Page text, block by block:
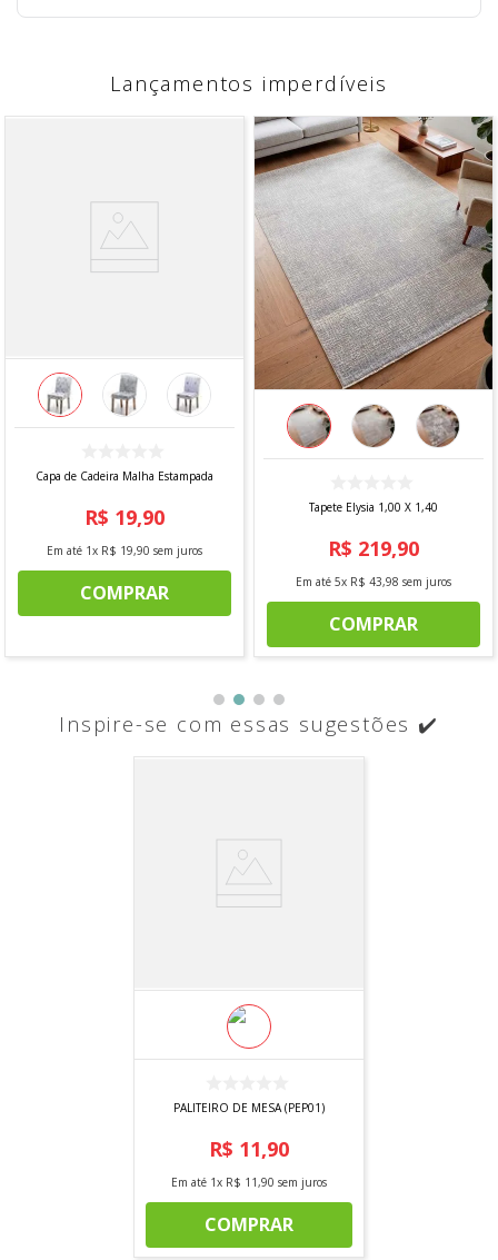
Lançamentos imperdíveis
Capa de Cadeira Malha Estampada
R$ 19,90
Em até 1x R$ 19,90 sem juros
COMPRAR
Tapete Elysia 1,00 X 1,40
R$ 219,90
Em até 5x R$ 43,98 sem juros
COMPRAR
Inspire-se com essas sugestões ✔️
PALITEIRO DE MESA (PEP01)
R$ 11,90
Em até 1x R$ 11,90 sem juros
COMPRAR